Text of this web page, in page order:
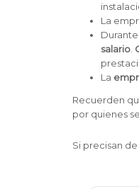
La
salario
La
Recuerden
por quienes
Si precisan